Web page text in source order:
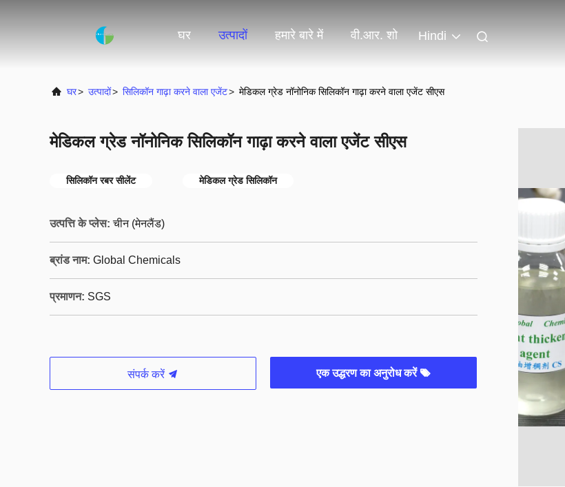
घर उत्पादों हमारे बारे में वी.आर. शो Hindi
घर> उत्पादों> सिलिकॉन गाढ़ा करने वाला एजेंट> मेडिकल ग्रेड नॉनोनिक सिलिकॉन गाढ़ा करने वाला एजेंट सीएस
मेडिकल ग्रेड नॉनोनिक सिलिकॉन गाढ़ा करने वाला एजेंट सीएस
सिलिकॉन रबर सीलेंट मेडिकल ग्रेड सिलिकॉन
उत्पत्ति के प्लेस: चीन (मेनलैंड)
ब्रांड नाम: Global Chemicals
प्रमाणन: SGS
संपर्क करें एक उद्धरण का अनुरोध करें